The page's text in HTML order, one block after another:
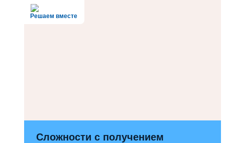
Решаем вместе
Сложности с получением